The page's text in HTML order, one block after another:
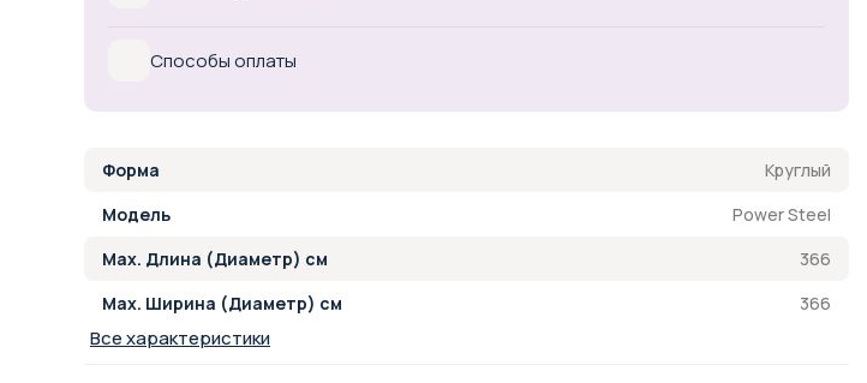
Способы оплаты
Форма
Круглый
Модель
Power Steel
Max. Длина (Диаметр) см
366
Max. Ширина (Диаметр) см
366
Все характеристики